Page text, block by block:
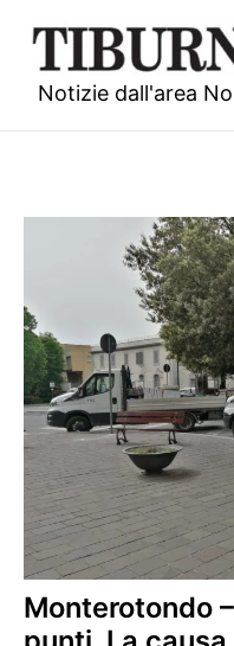
contenuto
Notizie dall'area
Monterotondo